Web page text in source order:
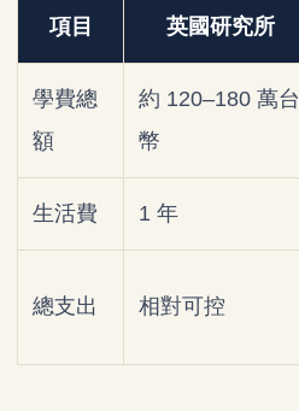
項目 英國研究所
學費總
額
約 120–180 萬台
幣
生活費 1 年
總支出 相對可控